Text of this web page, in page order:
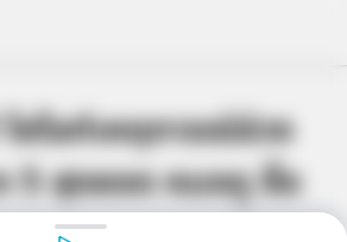
ฮไลท์เหตุการณ์ล่วง
5 สุดยอด หมอดู ชื่อ